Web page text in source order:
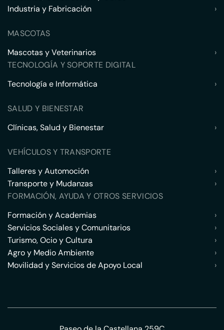
Industria y Fabricación
›
MASCOTAS
Mascotas y Veterinarios
›
TECNOLOGÍA Y SOPORTE DIGITAL
Tecnología e Informática
›
SALUD Y BIENESTAR
Clínicas, Salud y Bienestar
›
VEHÍCULOS Y TRANSPORTE
Talleres y Automoción
›
Transporte y Mudanzas
›
FORMACIÓN, AYUDA Y OTROS SERVICIOS
Formación y Academias
›
Servicios Sociales y Comunitarios
›
Turismo, Ocio y Cultura
›
Agro y Medio Ambiente
›
Movilidad y Servicios de Apoyo Local
›